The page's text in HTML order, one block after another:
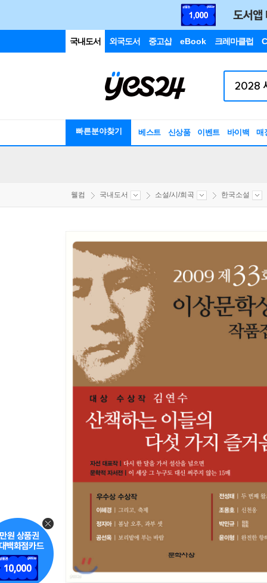
국내도서 외국도서 중고샵 eBook 크레마클럽
빠른분야찾기 베스트 신상품 이벤트 바이백 매
웰컴 국내도서 소설/시/희곡 한국소설